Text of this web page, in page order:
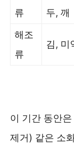
류
두, 깨
해조
류
김, 미
이 기간 동안
제거) 같은 소